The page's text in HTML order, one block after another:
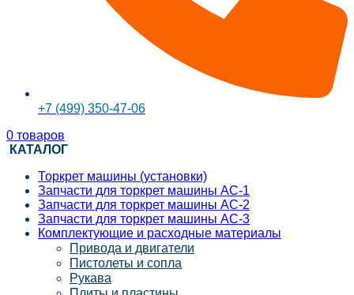
+7 (499) 350-47-06
0 товаров
КАТАЛОГ
Торкрет машины (установки)
Запчасти для торкрет машины АС-1
Запчасти для торкрет машины АС-2
Запчасти для торкрет машины АС-3
Комплектующие и расходные материалы
Привода и двигатели
Пистолеты и сопла
Рукава